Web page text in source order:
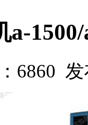
1500/
6860 发